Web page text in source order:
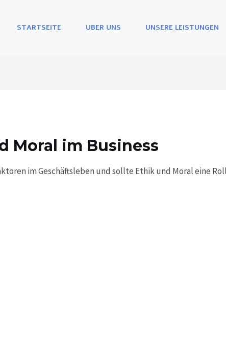
STARTSEITE UBER UNS UNSERE LEISTUNGEN
Moral im Business
im Geschäftsleben und sollte Ethik und Moral eine